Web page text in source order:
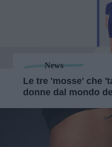
News
Le tre 'mosse' che
donne dal mondo